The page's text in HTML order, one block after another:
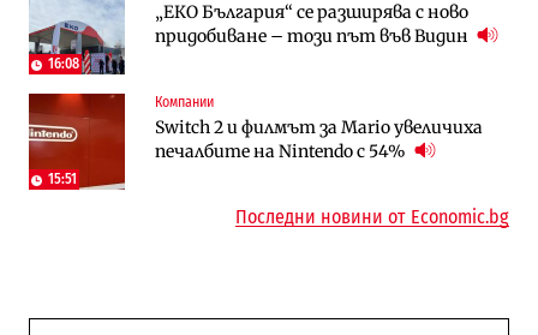
16:08
„ЕКО България“ се разширява с ново
придобиване – този път във Видин
15:51
Компании
Switch 2 и филмът за Mario увеличиха
печалбите на Nintendo с 54%
Трафикът толкова е намалял, че големи
медии обмислят да се откажат
Публични финанси
Общините вече зависят от
централната власт за 75% от
Жилищата в България поскъпват при
намаляващо население и все повече
Компании
А1 отново е лидер при технологичните
компании и системните интегратори
Последни новини от Economic.bg